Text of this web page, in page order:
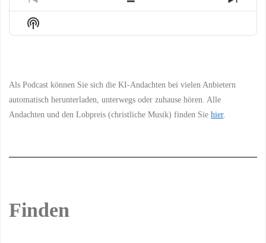
Previous
Episode
Show
Episodes
Next
Show
Podcast
Als Podcast können Sie sich die KI-Andachten bei vielen Anbietern
automatisch herunterladen, unterwegs oder zuhause hören. Alle
Andachten und den Lobpreis (christliche Musik) finden Siehier.
Finden